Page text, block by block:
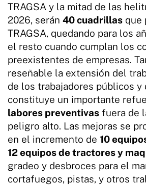
TRAGSA y la mitad de las
2026, serán 40 cuadrillas que
TRAGSA, quedando para los
el resto cuando cumplan los
preexistentes de empresas.
reseñable la extensión del
de los trabajadores públicos y
constituye un importante
labores preventivas fuera de
peligro alto. Las mejoras se
en el incremento de 10
12 equipos de tractores y
gradeo y desbroces para el
cortafuegos, pistas, y otros